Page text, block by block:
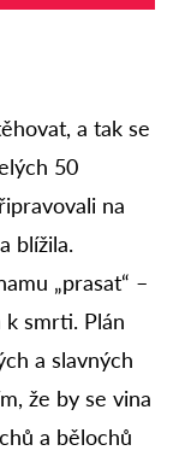
a tak se
50
na
blížila.
„prasat“ –
smrti. Plán
a slavných
že by se vina
a bělochů